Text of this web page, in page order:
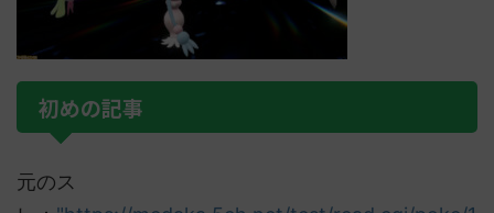
初めの記事
元のス